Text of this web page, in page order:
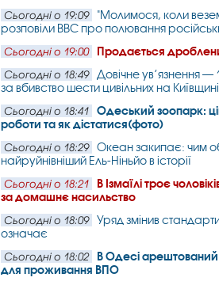
Сьогодні о 19:09
"Молимося, коли
розповіли BBC про полювання
Сьогодні о 19:00 Продається
Сьогодні о 18:49
Довічне ув’язнення —
за вбивство шести цивільних на Київщині
Сьогодні о 18:41
Одеський зоопарк:
роботи та як дістатися(фото)
Сьогодні о 18:29
Океан закипає: чим
найруйнівніший Ель-Ніньйо в історії
Сьогодні о 18:21
В Ізмаїлі троє
за домашнє насильство
Сьогодні о 18:09
Уряд змінив
означає
Сьогодні о 18:02
В Одесі арештований
для проживання ВПО